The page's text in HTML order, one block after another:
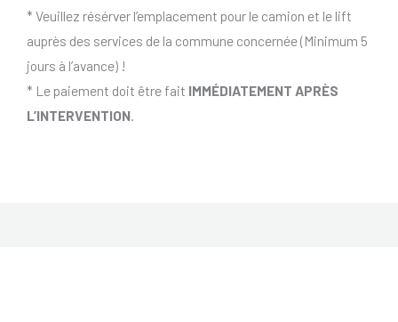
* Veuillez résérver l’emplacement pour le camion et le lift
auprès des services de la commune concernée (Minimum 5
jours à l’avance) !
* Le paiement doit être fait IMMÉDIATEMENT APRÈS
L’INTERVENTION